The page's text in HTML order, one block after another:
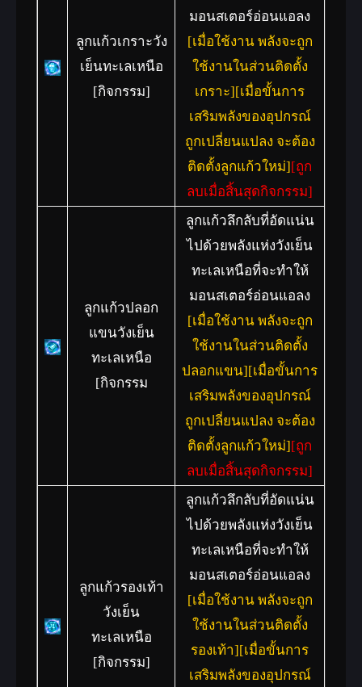
ลูกแก้วเกราะวัง
เย็นทะเลเหนือ
[กิจกรรม]
มอนสเตอร์อ่อนแอลง
[เมื่อใช้งาน พลังจะถูก
ใช้งานในส่วนติดตั้ง
เกราะ][เมื่อขั้นการ
เสริมพลังของอุปกรณ์
ถูกเปลี่ยนแปลง จะต้อง
ติดตั้งลูกแก้วใหม่][ถูก
ลบเมื่อสิ้นสุดกิจกรรม]
ลูกแก้วปลอก
แขนวังเย็น
ทะเลเหนือ
[กิจกรรม
ลูกแก้วลึกลับที่อัดแน่น
ไปด้วยพลังแห่งวังเย็น
ทะเลเหนือที่จะทำให้
มอนสเตอร์อ่อนแอลง
[เมื่อใช้งาน พลังจะถูก
ใช้งานในส่วนติดตั้ง
ปลอกแขน][เมื่อขั้นการ
เสริมพลังของอุปกรณ์
ถูกเปลี่ยนแปลง จะต้อง
ติดตั้งลูกแก้วใหม่][ถูก
ลบเมื่อสิ้นสุดกิจกรรม]
ลูกแก้วรองเท้า
วังเย็น
ทะเลเหนือ
[กิจกรรม]
ลูกแก้วลึกลับที่อัดแน่น
ไปด้วยพลังแห่งวังเย็น
ทะเลเหนือที่จะทำให้
มอนสเตอร์อ่อนแอลง
[เมื่อใช้งาน พลังจะถูก
ใช้งานในส่วนติดตั้ง
รองเท้า][เมื่อขั้นการ
เสริมพลังของอุปกรณ์